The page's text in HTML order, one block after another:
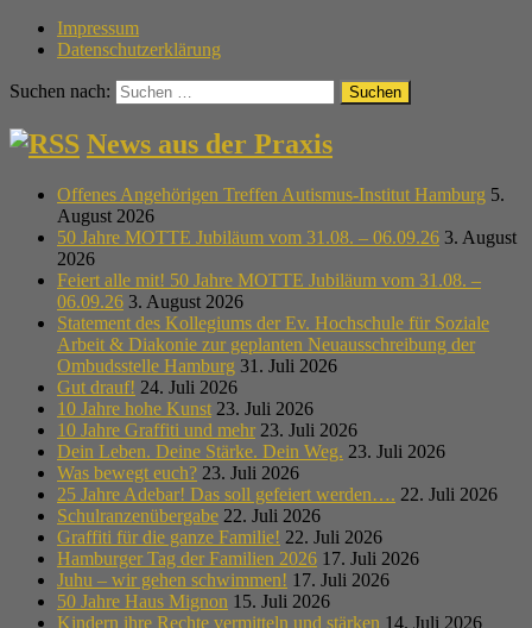
Impressum
Datenschutzerklärung
Suchen nach:
News aus der Praxis
Offenes Angehörigen Treffen Autismus-Institut Hamburg 5.
August 2026
50 Jahre MOTTE Jubiläum vom 31.08. – 06.09.26 3. August
2026
Feiert alle mit! 50 Jahre MOTTE Jubiläum vom 31.08. –
06.09.26 3. August 2026
Statement des Kollegiums der Ev. Hochschule für Soziale
Arbeit & Diakonie zur geplanten Neuausschreibung der
Ombudsstelle Hamburg 31. Juli 2026
Gut drauf! 24. Juli 2026
10 Jahre hohe Kunst 23. Juli 2026
10 Jahre Graffiti und mehr 23. Juli 2026
Dein Leben. Deine Stärke. Dein Weg. 23. Juli 2026
Was bewegt euch? 23. Juli 2026
25 Jahre Adebar! Das soll gefeiert werden…. 22. Juli 2026
Schulranzenübergabe 22. Juli 2026
Graffiti für die ganze Familie! 22. Juli 2026
Hamburger Tag der Familien 2026 17. Juli 2026
Juhu – wir gehen schwimmen! 17. Juli 2026
50 Jahre Haus Mignon 15. Juli 2026
Kindern ihre Rechte vermitteln und stärken 14. Juli 2026